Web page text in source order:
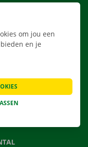
om jou een
en je